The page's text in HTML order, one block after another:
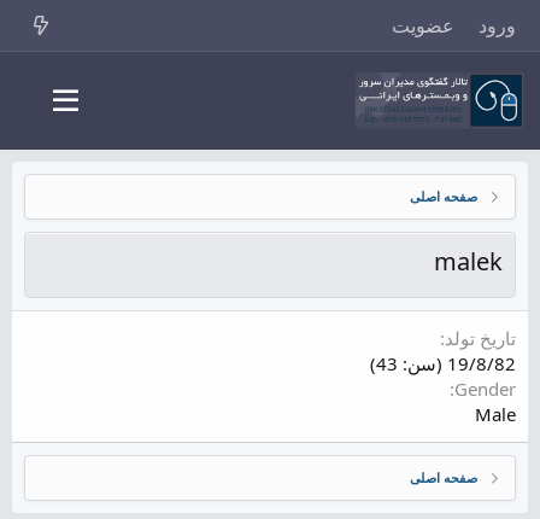
ورود عضویت
صفحه اصلی
malek
تاریخ تولد
19/8/82 (سن: 43)
Gender
Male
صفحه اصلی